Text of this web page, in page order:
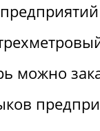
можно